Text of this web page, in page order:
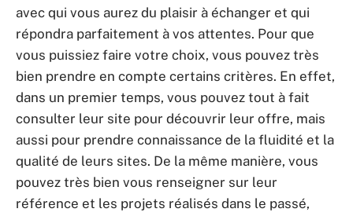
avec qui vous aurez du plaisir à échanger et qui
répondra parfaitement à vos attentes. Pour que
vous puissiez faire votre choix, vous pouvez très
bien prendre en compte certains critères. En effet,
dans un premier temps, vous pouvez tout à fait
consulter leur site pour découvrir leur offre, mais
aussi pour prendre connaissance de la fluidité et la
qualité de leurs sites. De la même manière, vous
pouvez très bien vous renseigner sur leur
référence et les projets réalisés dans le passé,